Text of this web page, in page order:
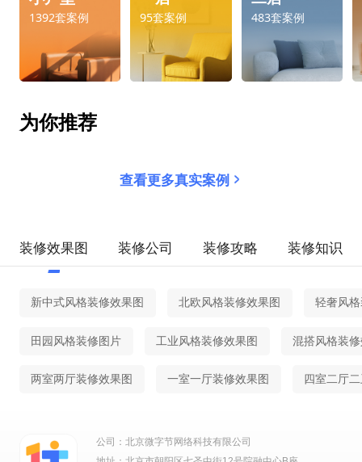
1392套案例 95套案例 483套案例
为你推荐
查看更多真实案例
装修效果图 装修公司 装修攻略 装修知识
新中式风格装修效果图 北欧风格装修效果图 轻奢风
田园风格装修图片 工业风格装修效果图 混搭风格装
两室两厅装修效果图 一室一厅装修效果图 四室二厅
公司：北京微字节网络科技有限公司